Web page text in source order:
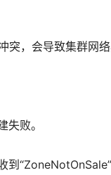
，会导致集群网络
败。
到